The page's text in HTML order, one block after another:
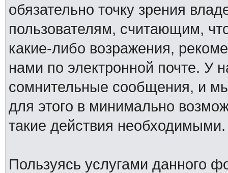
обязательно точку зрения
пользователям, считающим,
какие-либо возражения,
нами по электронной почте. У
сомнительные сообщения, и
для этого в минимально
такие действия необходимыми.
Пользуясь услугами данного